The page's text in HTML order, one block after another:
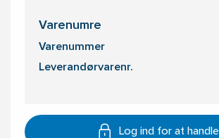
Varenumre
Varenummer
Leverandørvarenr.
Log ind for at handle